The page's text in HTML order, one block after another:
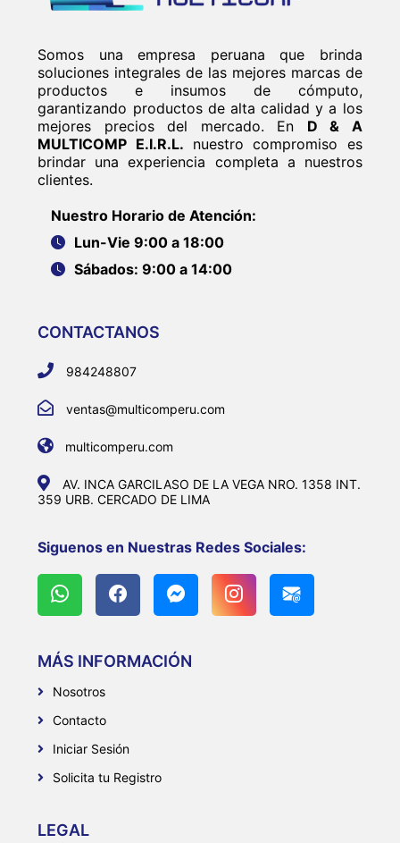
Somos una empresa peruana que brinda
soluciones integrales de las mejores marcas de
productos e insumos de cómputo,
garantizando productos de alta calidad y a los
mejores precios del mercado. En D & A
MULTICOMP E.I.R.L. nuestro compromiso es
brindar una experiencia completa a nuestros
clientes.
Nuestro Horario de Atención:
Lun-Vie 9:00 a 18:00
Sábados: 9:00 a 14:00
CONTACTANOS
984248807
ventas@multicomperu.com
multicomperu.com
AV. INCA GARCILASO DE LA VEGA NRO. 1358 INT.
359 URB. CERCADO DE LIMA
Siguenos en Nuestras Redes Sociales:
MÁS INFORMACIÓN
Nosotros
Contacto
Iniciar Sesión
Solicita tu Registro
LEGAL